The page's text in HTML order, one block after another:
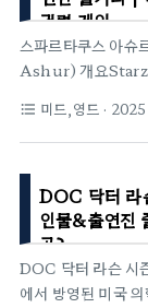
신병 훈련소라는 압
체성을 숨겨야 했던
게 다룹니다.📘 기
고편 제목: 부트
치공개일: 2025년
의 회고록 핑크 마
권력 게임
스파르타쿠스 아
Ashur) 개요Starz
스파르타쿠스 시리
Starz에서 제작한
창작자 스티븐 S.
가 다시 연출을 맡
로, 로마 제국의 잔
로 하며, 원작에서
살아남은 대안 역
2025년 9월 말에
format_list_bulleted 미드,영드 ·
DOC 닥터 라
인물&출연진
곳?
DOC 닥터 라슨
에서 방영된 미국